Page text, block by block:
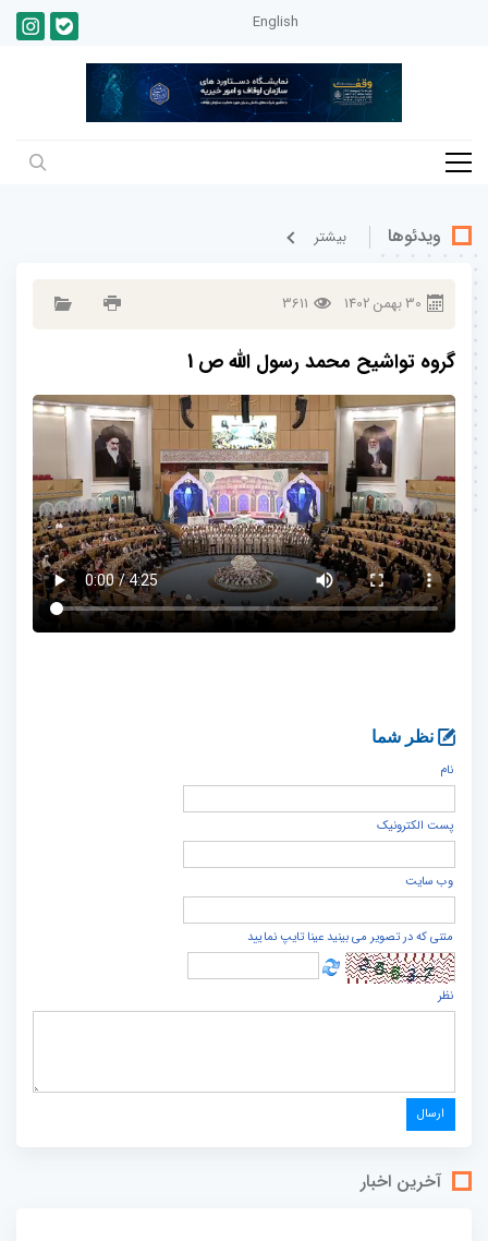
English
ویدئوها بيشتر
30بهمن1402
3611
گروه تواشیح محمد رسول الله ص 1
نظر شما
نام
پست الكترونيک
وب سایت
متنی که در تصویر می بینید عینا تایپ نمایید
نظر
آخرین اخبار